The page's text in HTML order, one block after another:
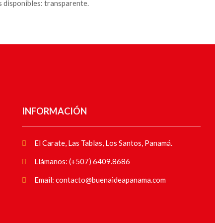
disponibles: transparente.
INFORMACIÓN
El Carate, Las Tablas, Los Santos, Panamá.
Llámanos: (+507) 6409.8686
Email: contacto@buenaideapanama.com